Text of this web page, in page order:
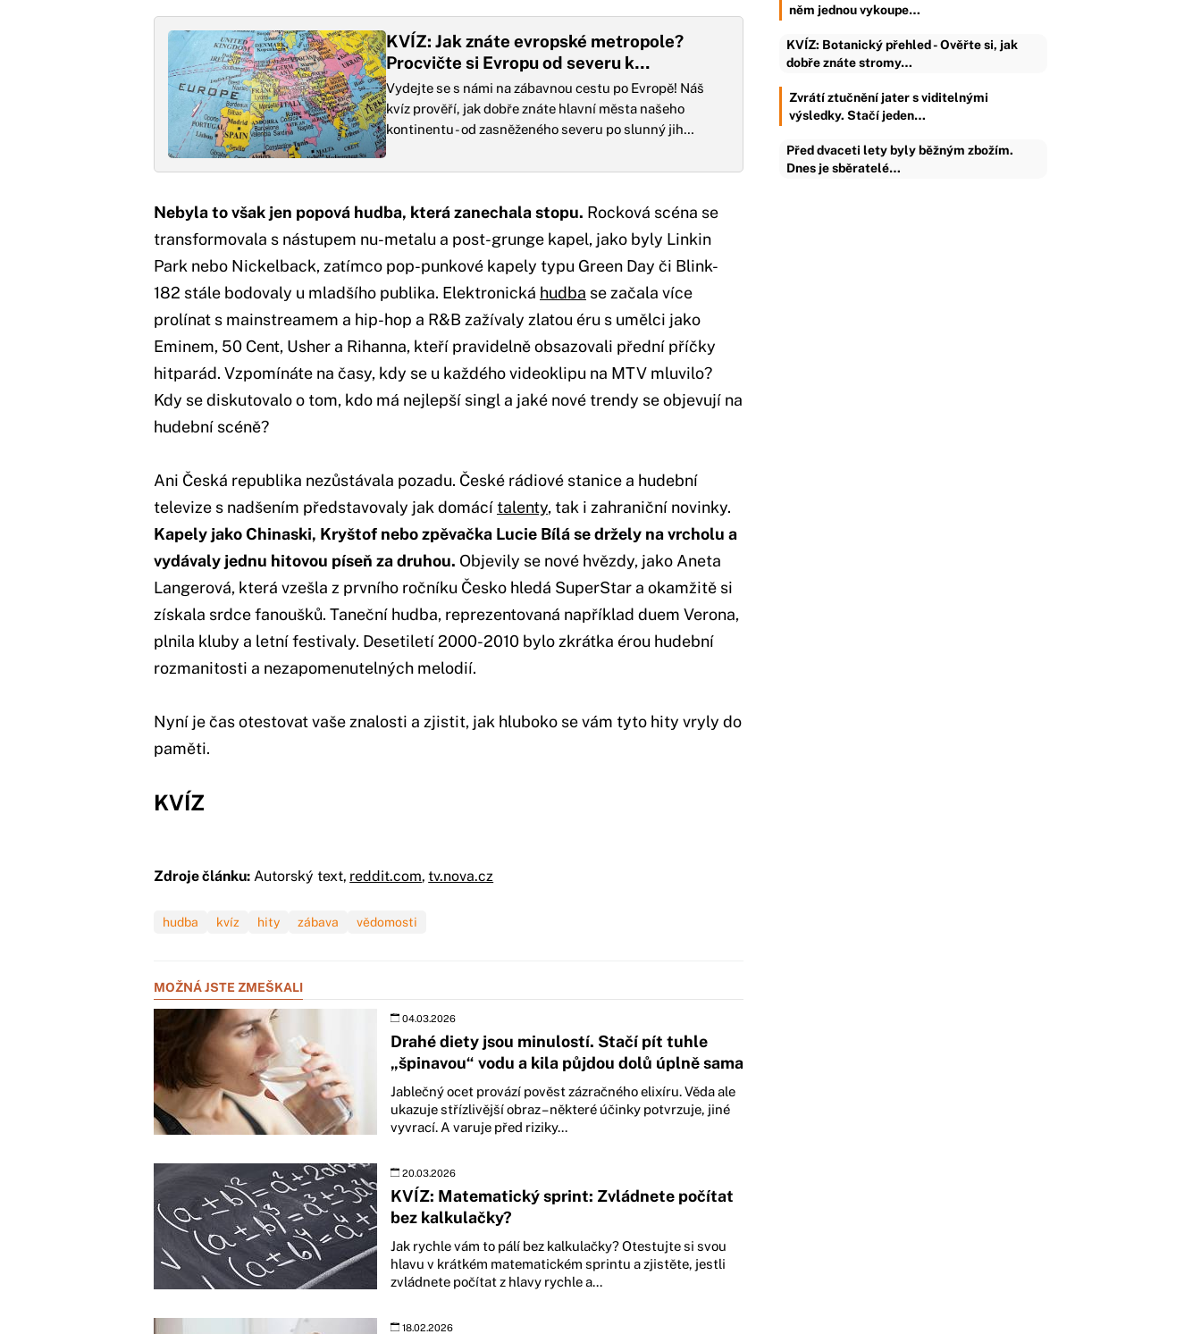
KVÍZ: Jak znáte evropské metropole?
Procvičte si Evropu od severu k…
Vydejte se s námi na zábavnou cestu po Evropě! Náš
kvíz prověří, jak dobře znáte hlavní města našeho
kontinentu - od zasněženého severu po slunný jih…
Nebyla to však jen popová hudba, která zanechala stopu. Rocková scéna se
transformovala s nástupem nu-metalu a post-grunge kapel, jako byly Linkin
Park nebo Nickelback, zatímco pop-punkové kapely typu Green Day či Blink-
182 stále bodovaly u mladšího publika. Elektronická hudba se začala více
prolínat s mainstreamem a hip-hop a R&B zažívaly zlatou éru s umělci jako
Eminem, 50 Cent, Usher a Rihanna, kteří pravidelně obsazovali přední příčky
hitparád. Vzpomínáte na časy, kdy se u každého videoklipu na MTV mluvilo?
Kdy se diskutovalo o tom, kdo má nejlepší singl a jaké nové trendy se objevují na
hudební scéně?
Ani Česká republika nezůstávala pozadu. České rádiové stanice a hudební
televize s nadšením představovaly jak domácí talenty, tak i zahraniční novinky.
Kapely jako Chinaski, Kryštof nebo zpěvačka Lucie Bílá se držely na vrcholu a
vydávaly jednu hitovou píseň za druhou. Objevily se nové hvězdy, jako Aneta
Langerová, která vzešla z prvního ročníku Česko hledá SuperStar a okamžitě si
získala srdce fanoušků. Taneční hudba, reprezentovaná například duem Verona,
plnila kluby a letní festivaly. Desetiletí 2000-2010 bylo zkrátka érou hudební
rozmanitosti a nezapomenutelných melodií.
Nyní je čas otestovat vaše znalosti a zjistit, jak hluboko se vám tyto hity vryly do
paměti.
KVÍZ
Zdroje článku: Autorský text, reddit.com, tv.nova.cz
hudba kvíz hity zábava vědomosti
MOŽNÁ JSTE ZMEŠKALI
04.03.2026
Drahé diety jsou minulostí. Stačí pít tuhle
„špinavou“ vodu a kila půjdou dolů úplně sama
Jablečný ocet provází pověst zázračného elixíru. Věda ale
ukazuje střízlivější obraz – některé účinky potvrzuje, jiné
vyvrací. A varuje před riziky...
20.03.2026
KVÍZ: Matematický sprint: Zvládnete počítat
bez kalkulačky?
Jak rychle vám to pálí bez kalkulačky? Otestujte si svou
hlavu v krátkém matematickém sprintu a zjistěte, jestli
zvládnete počítat z hlavy rychle a...
18.02.2026
něm jednou vykoupe…
KVÍZ: Botanický přehled - Ověřte si, jak
dobře znáte stromy…
Zvrátí ztučnění jater s viditelnými
výsledky. Stačí jeden…
Před dvaceti lety byly běžným zbožím.
Dnes je sběratelé…